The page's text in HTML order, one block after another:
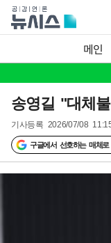
메인
송영길 "대체
기사등록 2026/07/08
구글에서 선호하는 매체로